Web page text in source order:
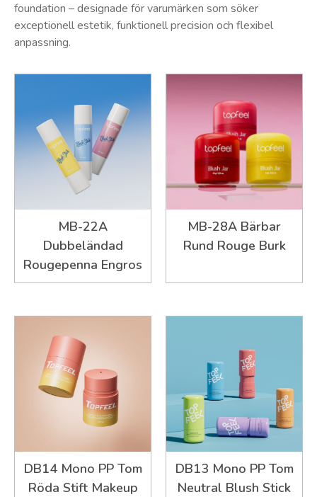
foundation – designade för varumärken som söker
exceptionell estetik, funktionell precision och flexibel
anpassning.
MB-22A
Dubbeländad
Rougepenna Engros
MB-28A Bärbar
Rund Rouge Burk
DB14 Mono PP Tom
Röda Stift Makeup
DB13 Mono PP Tom
Neutral Blush Stick